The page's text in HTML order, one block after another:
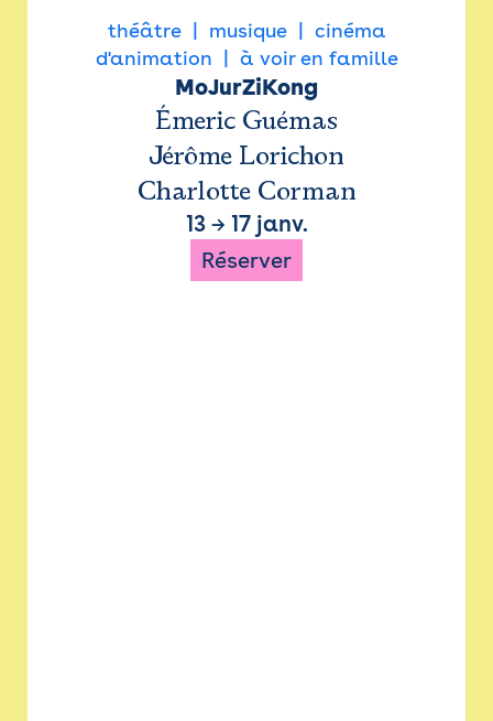
théâtre musique
cinéma
d'animation
à voir en famille
MoJurZiKong
Émeric Guémas
Jérôme Lorichon
Charlotte Corman
13→ 17 janv.
Réserver